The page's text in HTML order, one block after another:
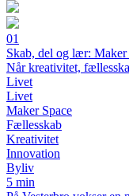
01
Skab, del og lær: Maker
Når kreativitet,
Livet
Livet
Maker Space
Fællesskab
Kreativitet
Innovation
Byliv
5 min